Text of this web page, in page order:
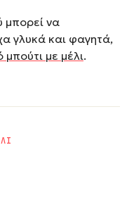
μπορεί να
γλυκά και φαγητά,
μπούτι με μέλι.